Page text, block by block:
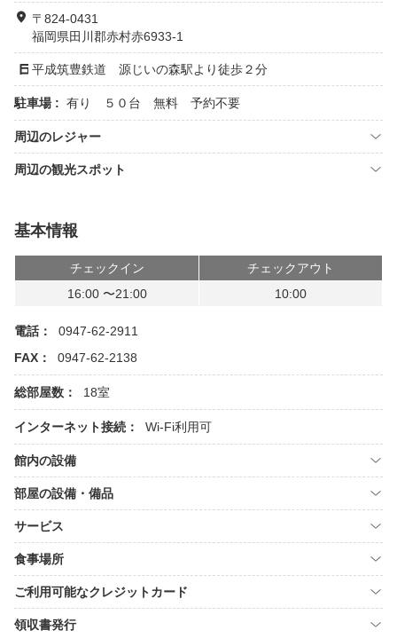
〒824-0431
福岡県田川郡赤村赤6933-1
平成筑豊鉄道 源じいの森駅より徒歩２分
駐車場 : 有り ５０台 無料 予約不要
周辺のレジャー
周辺の観光スポット
基本情報
チェックイン
チェックアウト
16:00 〜21:00
10:00
電話：
0947-62-2911
FAX：
0947-62-2138
総部屋数： 18室
インターネット接続： Wi-Fi利用可
館内の設備
部屋の設備・備品
サービス
食事場所
ご利用可能なクレジットカード
領収書発行